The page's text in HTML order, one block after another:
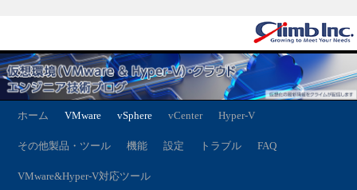
ホーム VMware vSphere vCenter Hyper-V
その他製品・ツール 機能 設定 トラブル FAQ
VMware&Hyper-V対応ツール